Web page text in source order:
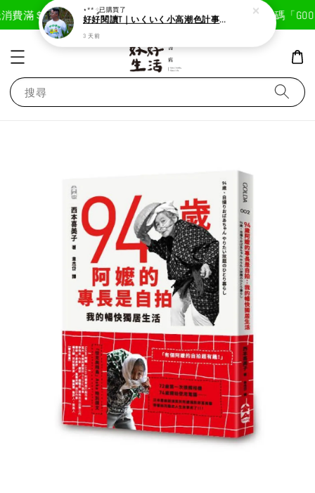
費滿＄1800免運費 現在去購物！ 首次註冊輸入折扣碼「
搜尋
⋆** ༘已購買了